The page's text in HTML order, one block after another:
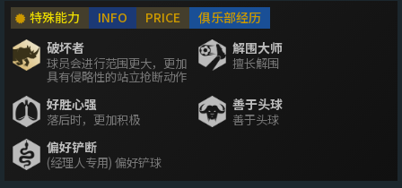
特殊能力 INFO PRICE
俱乐部经历
破坏者
球员会进行范围更大，更加
具有侵略性的站立抢断动作
解围大师
擅长解围
好胜心强
落后时，更加积极
善于头球
善于头球
偏好铲断
(经理人专用) 偏好铲球